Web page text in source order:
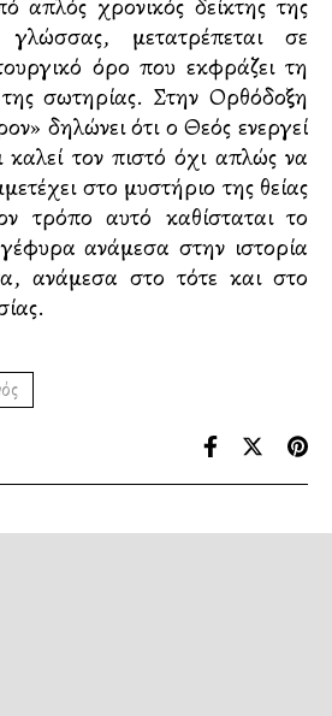
απλός χρονικός δείκτης της
γλώσσας, μετατρέπεται σε
όρο που εκφράζει τη
σωτηρίας. Στην Ορθόδοξη
δηλώνει ότι ο Θεός ενεργεί
τον πιστό όχι απλώς να
στο μυστήριο της θείας
τρόπο αυτό καθίσταται το
ανάμεσα στην ιστορία
ανάμεσα στο τότε και στο